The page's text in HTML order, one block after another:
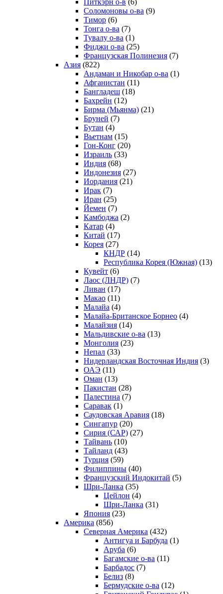
Соломоновы о-ва (9)
Тимор (6)
Тонга о-ва (7)
Тувалу о-ва (1)
Фиджи о-ва (25)
Французская Полинезия (7)
Азия (822)
Андаман и Никобар о-ва (1)
Афганистан (11)
Бангладеш (18)
Бахрейн (12)
Бирма (Мьянма) (21)
Бруней (7)
Бутан (4)
Вьетнам (15)
Гон-Конг (20)
Израиль (33)
Индия (68)
Индонезия (27)
Иордания (21)
Ирак (7)
Иран (25)
Йемен (7)
Камбоджа (2)
Катар (4)
Китай (17)
Корея (27)
КНДР (14)
Республика Корея (Южная) (13)
Кувейт (6)
Лаос (ЛНДР) (7)
Ливан (17)
Макао (11)
Малайа (4)
Малайа-Британское Борнео (4)
Малайзия (14)
Мальдивские о-ва (13)
Монголия (23)
Непал (33)
Нидерландская Восточная Индия (3)
ОАЭ (11)
Оман (13)
Пакистан (28)
Палестина (7)
Саравак (1)
Саудовская Аравия (18)
Сингапур (20)
Сирия (САР) (27)
Тайвань (10)
Тайланд (43)
Турция (59)
Филиппины (40)
Французский Индокитай (5)
Шри-Ланка (35)
Цейлон (4)
Шри-Ланка (31)
Япония (23)
Америка (856)
Северная Америка (432)
Антигуа и Барбуда (1)
Аруба (6)
Багамские о-ва (11)
Барбадос (7)
Белиз (8)
Бермудские о-ва (12)